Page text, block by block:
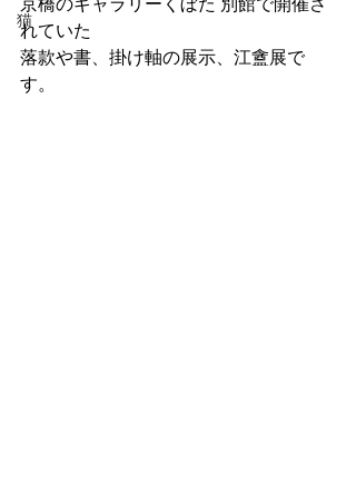
猫
京橋のギャラリーくぼた 別館で開催さ
れていた
落款や書、掛け軸の展示、江盦展で
す。